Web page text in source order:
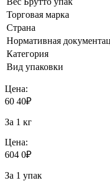
Торговая марка
Страна
Нормативная
Категория
Вид упаковки
Цена:
60 40₽
За 1 кг
Цена:
604 0₽
За 1 упак